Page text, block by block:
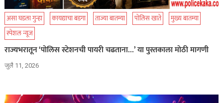
असा घडला गुन्हा कायद्याचा बडगा ताज्या बातम्या पोलिस खाते
मुख्य बातम्या
स्पेशल न्यूज
राज्यभरातून ‘पोलिस स्टेशनची पायरी चढताना…’ या पुस्तकाला मोठी मागणी
जुलै 11, 2026